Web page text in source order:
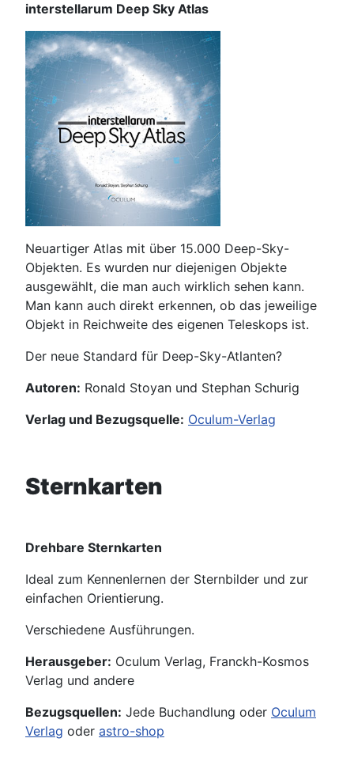
interstellarum Deep Sky Atlas
Neuartiger Atlas mit über 15.000 Deep-Sky-
Objekten. Es wurden nur diejenigen Objekte
ausgewählt, die man auch wirklich sehen kann.
Man kann auch direkt erkennen, ob das jeweilige
Objekt in Reichweite des eigenen Teleskops ist.
Der neue Standard für Deep-Sky-Atlanten?
Autoren: Ronald Stoyan und Stephan Schurig
Verlag und Bezugsquelle: Oculum-Verlag
Sternkarten
Drehbare Sternkarten
Ideal zum Kennenlernen der Sternbilder und zur
einfachen Orientierung.
Verschiedene Ausführungen.
Herausgeber: Oculum Verlag, Franckh-Kosmos
Verlag und andere
Bezugsquellen: Jede Buchandlung oder Oculum
Verlag oder astro-shop